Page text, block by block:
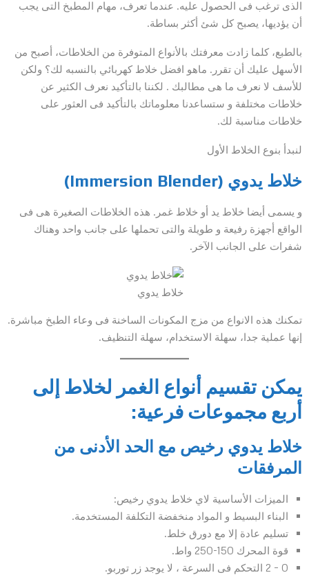
الذى ترغب فى الحصول عليه. عندما تعرف، مهام المطبخ التى يجب
أن يؤديها، يصبح كل شئ أكثر بساطة.
بالطبع، كلما زادت معرفتك بالأنواع المتوفرة من الخلاطات، أصبح من
الأسهل عليك أن تقرر. ماهو افضل خلاط كهربائي بالنسبه لك؟ ولكن
للأسف لا نعرف ما هى مطالبك . لكننا بالتأكيد نعرف الكثير عن
خلاطات مختلفة و ستساعدنا معلوماتك بالتأكيد فى العثور على
خلاطات مناسبة لك.
لنبدأ بنوع الخلاط الأول
خلاط يدوي (Immersion Blender)
و يسمى أيضا خلاط يد أو خلاط غمر. هذه الخلاطات الصغيرة هى فى
الواقع أجهزة رفيعة و طويلة والتى تحملها على جانب واحد وهناك
شفرات على الجانب الآخر.
خلاط يدوي
تمكنك هذه الانواع من مزج المكونات الساخنة فى وعاء الطبخ مباشرة.
إنها عملية جدا، سهلة الاستخدام، سهلة التنظيف.
يمكن تقسيم أنواع الغمر لخلاط إلى
أربع مجموعات فرعية:
خلاط يدوي رخيص مع الحد الأدنى من
المرفقات
الميزات الأساسية لاي خلاط يدوي رخيص:
البناء البسيط و المواد منخفضة التكلفة المستخدمة.
تسليم عادة إلا مع دورق خلط.
قوة المحرك 150-250 واط.
0 – 2 التحكم فى السرعة ، لا يوجد زر توربو.